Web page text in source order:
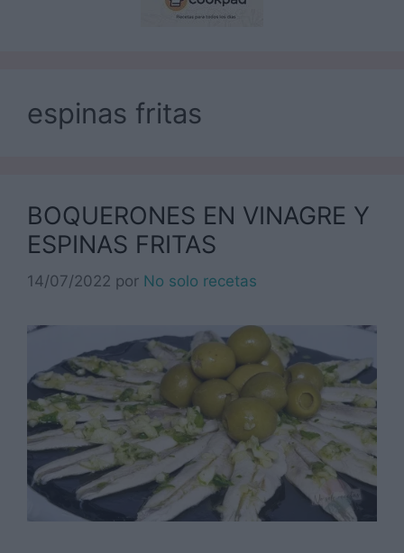
espinas fritas
BOQUERONES EN VINAGRE Y
ESPINAS FRITAS
14/07/2022 por No solo recetas